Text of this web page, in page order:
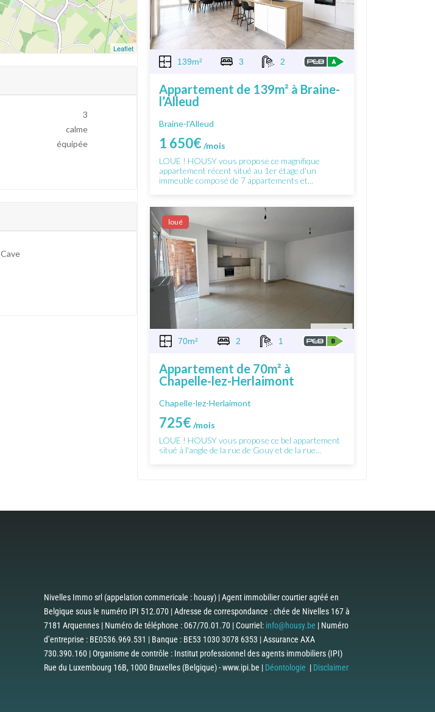
Leaflet
3
calme
équipée
Cave
139m² 3 2
Appartement de 139m² à Braine-
l’Alleud
Braine-l'Alleud
1 650€/mois
LOUE ! HOUSY vous propose ce magnifique
appartement récent situé au 1er étage d'un
immeuble composé de 7 appartements et...
Ιoué
70m² 2 1
Appartement de 70m² à
Chapelle-lez-Herlaimont
Chapelle-lez-Herlaimont
725€/mois
LOUE ! HOUSY vous propose ce bel appartement
situé à l'angle de la rue de Gouy et de la rue...
Nivelles Immo srl (appelation commericale : housy) | Agent immobilier courtier agréé en
Belgique sous le numéro IPI 512.070 | Adresse de correspondance : chée de Nivelles 167 à
7181 Arquennes | Numéro de téléphone : 067/70.01.70 | Courriel: info@housy.be | Numéro
d’entreprise : BE0536.969.531 | Banque : BE53 1030 3078 6353 | Assurance AXA
730.390.160 | Organisme de contrôle : Institut professionnel des agents immobiliers (IPI)
Rue du Luxembourg 16B, 1000 Bruxelles (Belgique) - www.ipi.be | Déontologie | Disclaimer